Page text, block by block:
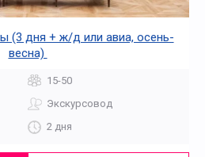
(3 дня + ж/д или авиа, осень-
весна)
15-50
Экскурсовод
2 дня